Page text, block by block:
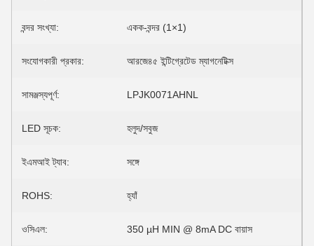
বন্দর সংখ্যা: একক-বন্দর (1×1)
সংযোগকারী প্রকার: আরজে৪৫ ইন্টিগ্রেটেড ম্যাগনেটিক্স
সামঞ্জস্যপূর্ণ: LPJK0071AHNL
LED সূচক: হলুদ/সবুজ
ইএমআই ট্যাব: সঙ্গে
ROHS: হ্যাঁ
ওসিএল: 350 µH MIN @ 8mA DC বায়াস